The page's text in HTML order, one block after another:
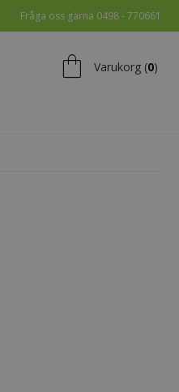
Fråga oss gärna 0498 - 770661
shopping_bag Varukorg (0)